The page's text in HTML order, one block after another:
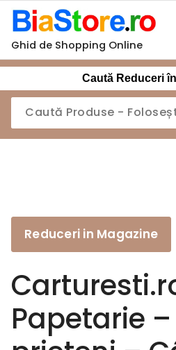
Sari
conținut
Ghid de Shopping Online
Caută Reduceri
Reduceri in Magazine
Papetarie